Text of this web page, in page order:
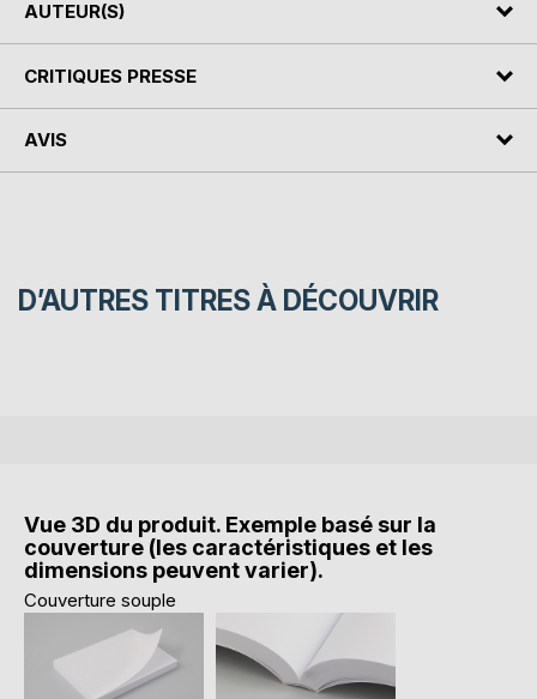
AUTEUR(S)
CRITIQUES PRESSE
AVIS
D’AUTRES TITRES À DÉCOUVRIR
Vue 3D du produit. Exemple basé sur la
couverture (les caractéristiques et les
dimensions peuvent varier).
Couverture souple